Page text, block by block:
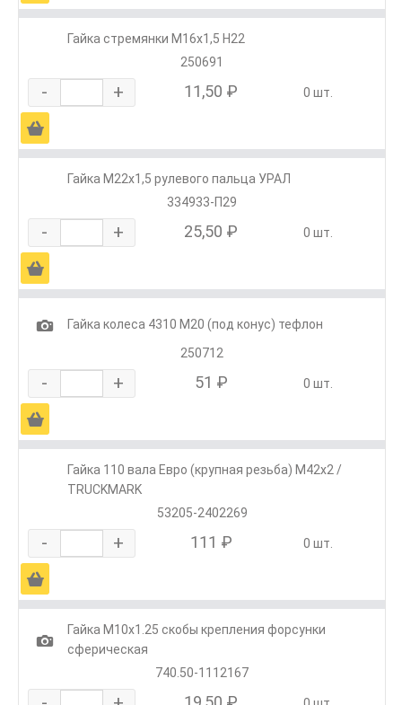
Гайка стремянки М16х1,5 Н22
250691
- + 11,50 ₽ 0 шт.
Ä
Гайка М22х1,5 рулевого пальца УРАЛ
334933-П29
- + 25,50 ₽ 0 шт.
Ä
1
Гайка колеса 4310 М20 (под конус) тефлон
250712
- + 51 ₽ 0 шт.
Ä
Гайка 110 вала Евро (крупная резьба) М42х2 /
TRUCKMARK
53205-2402269
- + 111 ₽ 0 шт.
Ä
1
Гайка М10х1.25 скобы крепления форсунки
сферическая
740.50-1112167